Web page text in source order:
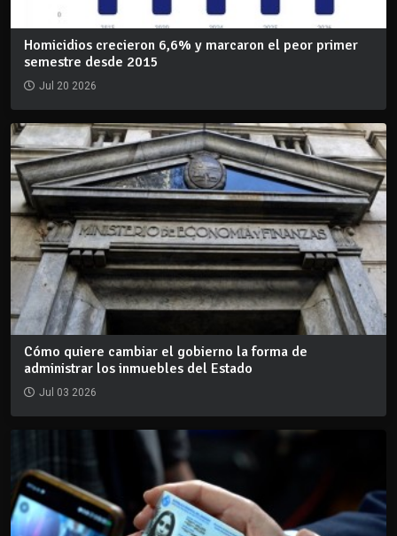
Homicidios crecieron 6,6% y marcaron el peor primer
semestre desde 2015
Jul 20 2026
Cómo quiere cambiar el gobierno la forma de
administrar los inmuebles del Estado
Jul 03 2026